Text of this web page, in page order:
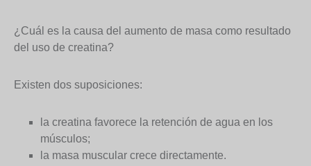
¿Cuál es la causa del aumento de masa como resultado
del uso de creatina?
Existen dos suposiciones:
la creatina favorece la retención de agua en los
músculos;
la masa muscular crece directamente.